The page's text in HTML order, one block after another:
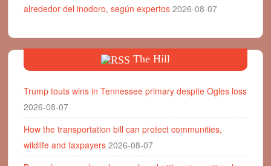
alrededor del inodoro, según expertos 2026-08-07
The Hill
Trump touts wins in Tennessee primary despite Ogles loss
2026-08-07
How the transportation bill can protect communities,
wildlife and taxpayers 2026-08-07